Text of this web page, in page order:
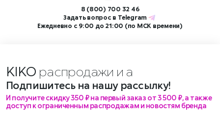
8 (800) 700 32 46
Задать вопрос в Telegram
Ежедневно с 9:00 до 21:00 (по МСК времени)
KIKO распродажи и акци
Подпишитесь на нашу рассылку!
И получите скидку 350 ₽ на первый заказ от 3 500 ₽, а также
доступ к ограниченным распродажам и новостям бренда